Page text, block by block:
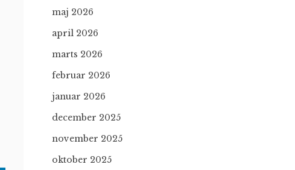
maj 2026
april 2026
marts 2026
februar 2026
januar 2026
december 2025
november 2025
oktober 2025